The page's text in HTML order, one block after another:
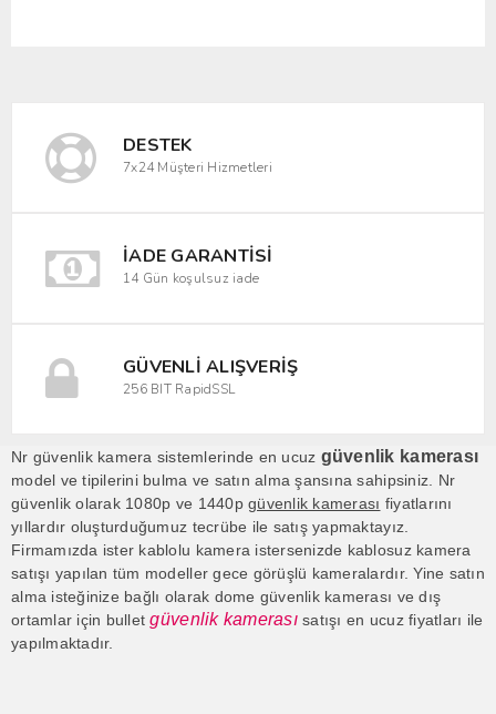
DESTEK
7x24 Müşteri Hizmetleri
İADE GARANTISI
14 Gün koşulsuz iade
GÜVENLI ALIŞVERIŞ
256 BIT RapidSSL
Nr güvenlik kamera sistemlerinde en ucuz güvenlik kamerası
model ve tipilerini bulma ve satın alma şansına sahipsiniz. Nr
güvenlik olarak 1080p ve 1440pgüvenlik kamerası fiyatlarını
yıllardır oluşturduğumuz tecrübe ile satış yapmaktayız.
Firmamızda ister kablolu kamera istersenizde kablosuz kamera
satışı yapılan tüm modeller gece görüşlü kameralardır. Yine satın
alma isteğinize bağlı olarak dome güvenlik kamerası ve dış
ortamlar için bulletgüvenlik kamerasısatışı en ucuz fiyatları ile
yapılmaktadır.